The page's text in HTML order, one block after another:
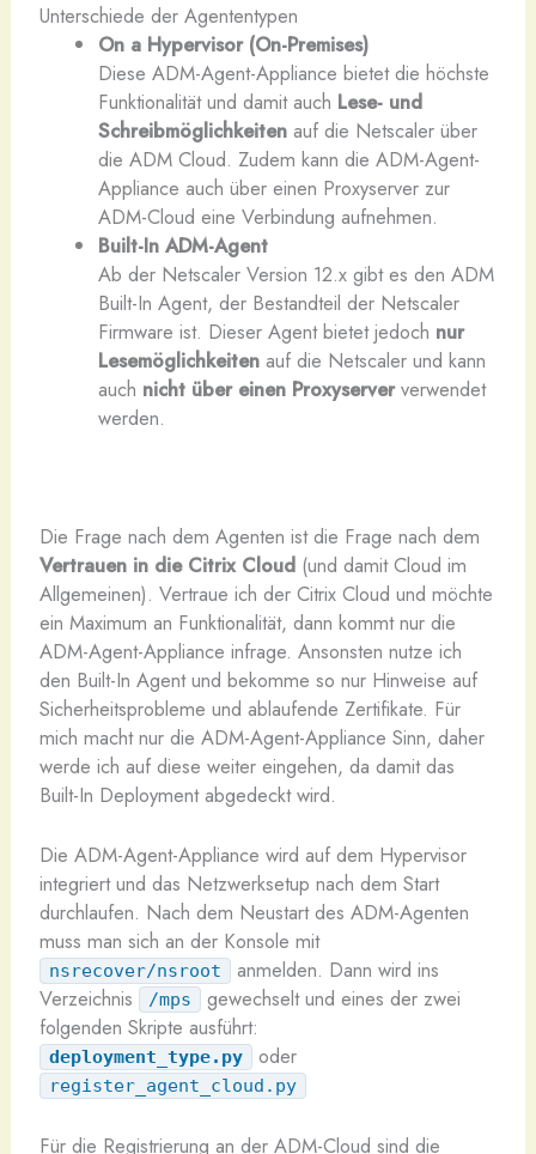
Unterschiede der Agententypen
On a Hypervisor (On-Premises)
Diese ADM-Agent-Appliance bietet die höchste
Funktionalität und damit auch Lese- und
Schreibmöglichkeiten auf die Netscaler über
die ADM Cloud. Zudem kann die ADM-Agent-
Appliance auch über einen Proxyserver zur
ADM-Cloud eine Verbindung aufnehmen.
Built-In ADM-Agent
Ab der Netscaler Version 12.x gibt es den ADM
Built-In Agent, der Bestandteil der Netscaler
Firmware ist. Dieser Agent bietet jedoch nur
Lesemöglichkeiten auf die Netscaler und kann
auch nicht über einen Proxyserververwendet
werden.
Die Frage nach dem Agenten ist die Frage nach dem
Vertrauen in die Citrix Cloud(und damit Cloud im
Allgemeinen). Vertraue ich der Citrix Cloud und möchte
ein Maximum an Funktionalität, dann kommt nur die
ADM-Agent-Appliance infrage. Ansonsten nutze ich
den Built-In Agent und bekomme so nur Hinweise auf
Sicherheitsprobleme und ablaufende Zertifikate. Für
mich macht nur die ADM-Agent-Appliance Sinn, daher
werde ich auf diese weiter eingehen, da damit das
Built-In Deployment abgedeckt wird.
Die ADM-Agent-Appliance wird auf dem Hypervisor
integriert und das Netzwerksetup nach dem Start
durchlaufen. Nach dem Neustart des ADM-Agenten
muss man sich an der Konsole mit
nsrecover/nsroot anmelden. Dann wird ins
Verzeichnis
/mps gewechselt und eines der zwei
folgenden Skripte ausführt:
deployment_type.py oder
register_agent_cloud.py
Für die Registrierung an der ADM-Cloud sind die